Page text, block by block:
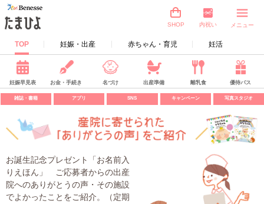
TOP 妊娠・出産 赤ちゃん・育児 妊活
SHOP 内祝い メニュー
妊娠早見表 お金・手続き 名づけ 出産準備 離乳食 優待パス
雑誌・書籍 アプリ SNS キャンペーン 写真スタジオ
お誕生記念プレゼント「お名前入
りえほん」 ご応募者からの出産
院へのありがとうの声・その施設
でよかったことをご紹介。（定期